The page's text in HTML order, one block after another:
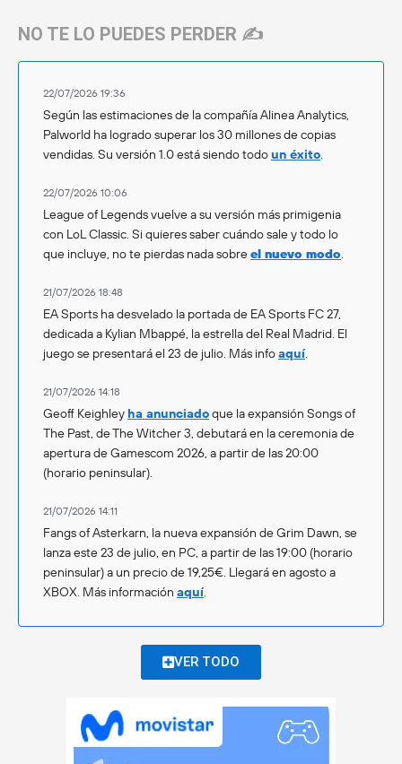
NO TE LO PUEDES PERDER ✍️
22/07/2026 19:36
Según las estimaciones de la compañía Alinea Analytics,
Palworld ha logrado superar los 30 millones de copias
vendidas. Su versión 1.0 está siendo todoun éxito.
22/07/2026 10:06
League of Legends vuelve a su versión más primigenia
con LoL Classic. Si quieres saber cuándo sale y todo lo
que incluye, no te pierdas nada sobreel nuevo modo.
21/07/2026 18:48
EA Sports ha desvelado la portada de EA Sports FC 27,
dedicada a Kylian Mbappé, la estrella del Real Madrid. El
juego se presentará el 23 de julio. Más infoaquí.
21/07/2026 14:18
Geoff Keighley ha anunciadoque la expansión Songs of
The Past, de The Witcher 3, debutará en la ceremonia de
apertura de Gamescom 2026, a partir de las 20:00
(horario peninsular).
21/07/2026 14:11
Fangs of Asterkarn, la nueva expansión de Grim Dawn, se
lanza este 23 de julio, en PC, a partir de las 19:00 (horario
peninsular) a un precio de 19,25€. Llegará en agosto a
XBOX. Más información aquí.
VER TODO